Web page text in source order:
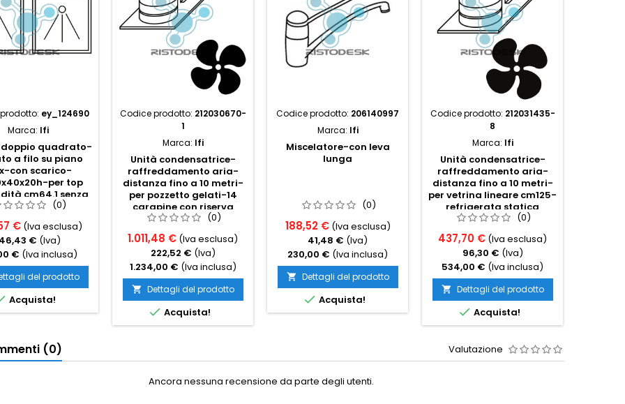
ey_124690
Marca: Ifi
doppio quadrato-
a filo su piano
con scarico-
per top
cm64.1 senza
invaso
(0)
€ (Iva esclusa)
€ (Iva)
€ (Iva inclusa)
del prodotto
Acquista!
Codice prodotto: 212030670-
1
Marca: Ifi
Unità condensatrice-
raffreddamento aria-
distanza fino a 10 metri-
per pozzetto gelati-14
carapine con riserva
(0)
1.011,48 € (Iva esclusa)
222,52 € (Iva)
1.234,00 € (Iva inclusa)
 Dettagli del prodotto
 Acquista!
Codice prodotto: 206140997
Marca: Ifi
Miscelatore-con leva
lunga
(0)
188,52 € (Iva esclusa)
41,48 € (Iva)
230,00 € (Iva inclusa)
 Dettagli del prodotto
 Acquista!
Codice prodotto: 212031435-
8
Marca: Ifi
Unità condensatrice-
raffreddamento aria-
distanza fino a 10 metri-
per vetrina lineare cm125-
refrigerata statica
(0)
437,70 € (Iva esclusa)
96,30 € (Iva)
534,00 € (Iva inclusa)
 Dettagli del prodotto
 Acquista!
(0) Valutazione
Ancora nessuna recensione da parte degli utenti.